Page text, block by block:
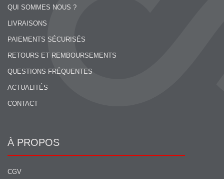
QUI SOMMES NOUS ?
LIVRAISONS
PAIEMENTS SÉCURISÉS
RETOURS ET REMBOURSEMENTS
QUESTIONS FRÉQUENTES
ACTUALITÉS
CONTACT
À PROPOS
CGV